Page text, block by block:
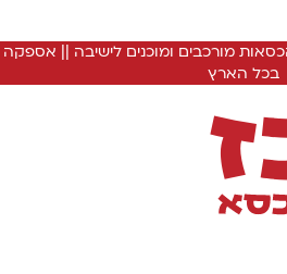
מורכבים ומוכנים לישיבה || אספקה
בכל הארץ